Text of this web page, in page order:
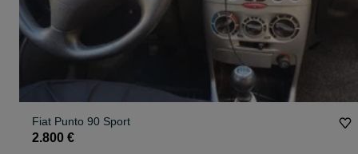
Fiat Punto 90 Sport
2.800 €